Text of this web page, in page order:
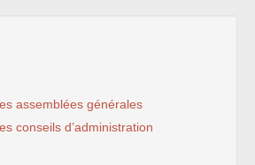
assemblées générales
conseils d’administration